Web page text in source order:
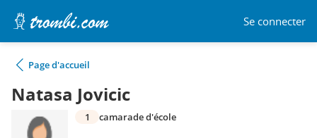
Se connecter
Page d'accueil
Natasa Jovicic
1 camarade d'école